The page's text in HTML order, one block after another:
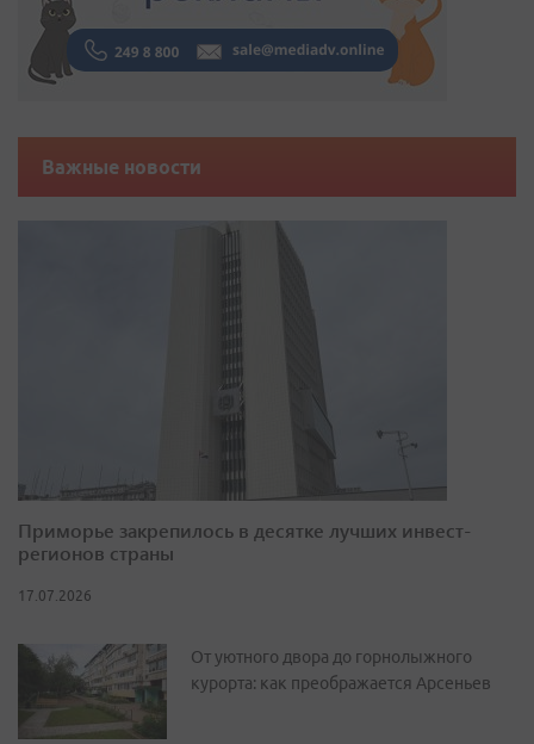
Важные новости
Приморье закрепилось в десятке лучших инвест-
регионов страны
17.07.2026
От уютного двора до горнолыжного
курорта: как преображается Арсеньев